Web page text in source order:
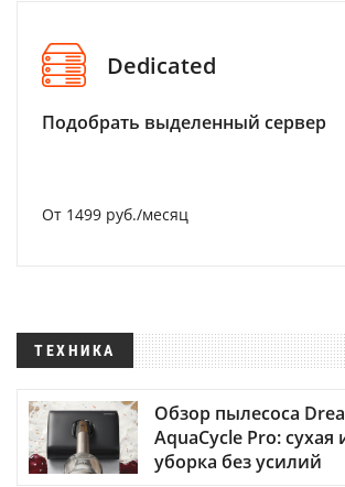
Dedicated
Подобрать выделенный сервер
От 1499 руб./месяц
ТЕХНИКА
Обзор пылесоса
AquaCycle Pro: сухая
уборка без усилий